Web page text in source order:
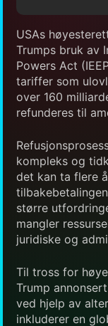
USAs
Trumps bruk av
Powers Act
tariffer som
over 160
refunderes til
kompleks og
det kan ta flere
større
mangler
juridiske og
Til tross for
Trump
ved hjelp av
inkluderer en